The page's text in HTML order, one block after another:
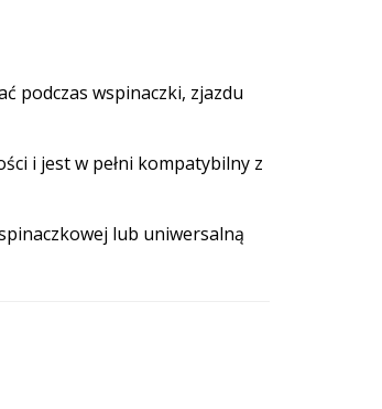
podczas wspinaczki, zjazdu
i jest w pełni kompatybilny z
lub uniwersalną